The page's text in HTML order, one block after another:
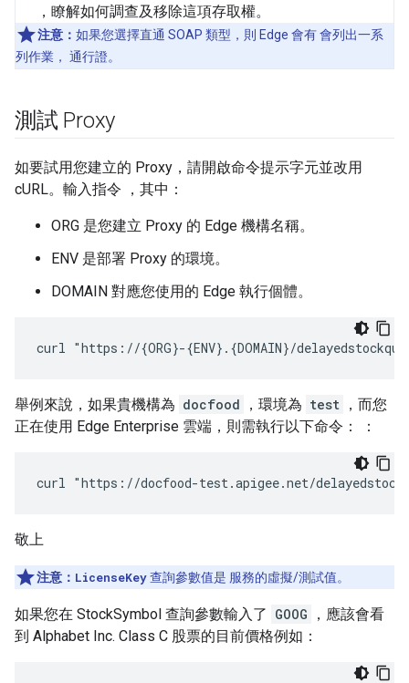
，瞭解如何調查及移除這項存取權。
注意： 如果您選擇直通 SOAP 類型，則 Edge 會有 會列出一系
列作業， 通行證。
測試 Proxy
如要試用您建立的 Proxy，請開啟命令提示字元並改用
cURL。輸入指令 ，其中：
ORG 是您建立 Proxy 的 Edge 機構名稱。
ENV 是部署 Proxy 的環境。
DOMAIN 對應您使用的 Edge 執行個體。
curl "https://{ORG}-{ENV}.{DOMAIN}/
舉例來說，如果貴機構為 docfood ，環境為 test ，而您
正在使用 Edge Enterprise 雲端，則需執行以下命令： ：
curl "https://docfood-test.apigee.net/
敬上
注意： LicenseKey查詢參數值是 服務的虛擬/測試值。
如果您在 StockSymbol 查詢參數輸入了 GOOG
，應該會看
到 Alphabet Inc. Class C 股票的目前價格例如：